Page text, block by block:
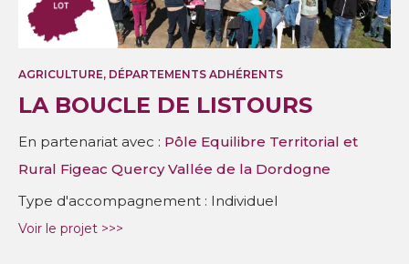
AGRICULTURE, DÉPARTEMENTS ADHÉRENTS
LA BOUCLE DE LISTOURS
En partenariat avec : Pôle Equilibre Territorial et
Rural Figeac Quercy Vallée de la Dordogne
Type d'accompagnement : Individuel
Voir le projet >>>